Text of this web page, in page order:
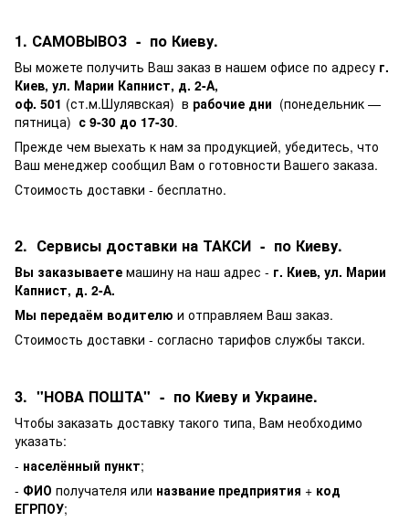
1. САМОВЫВОЗ - по Киеву.
Вы можете получить Ваш заказ в нашем офисе по адресу г.
Киев, ул. Марии Капнист, д. 2-А,
оф. 501 (ст.м.Шулявская) в рабочие дни (понедельник —
пятница) с 9-30 до 17-30.
Прежде чем выехать к нам за продукцией, убедитесь, что
Ваш менеджер сообщил Вам о готовности Вашего заказа.
Стоимость доставки - бесплатно.
2. Сервисы доставки на ТАКСИ - по Киеву.
Вы заказываете машину на наш адрес - г. Киев, ул. Марии
Капнист, д. 2-А.
Мы передаём водителю и отправляем Ваш заказ.
Стоимость доставки - согласно тарифов службы такси.
3. "НОВА ПОШТА" - по Киеву и Украине.
Чтобы заказать доставку такого типа, Вам необходимо
указать:
- населённый пункт;
- ФИО получателя или название предприятия + код
ЕГРПОУ;